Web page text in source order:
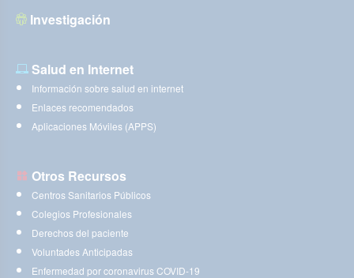
Investigación
Salud en Internet
Información sobre salud en internet
Enlaces recomendados
Aplicaciones Móviles (APPS)
Otros Recursos
Centros Sanitarios Públicos
Colegios Profesionales
Derechos del paciente
Voluntades Anticipadas
Enfermedad por coronavirus COVID-19